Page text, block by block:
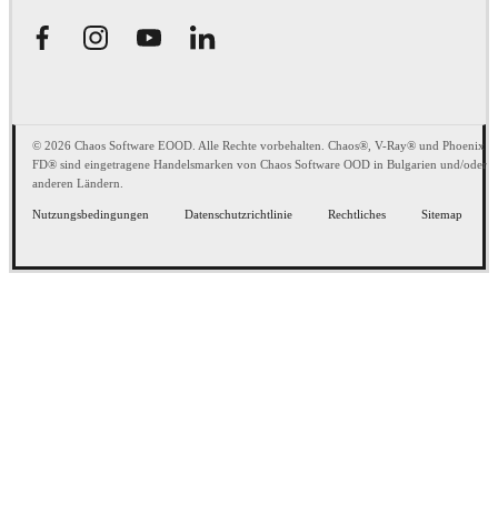
© 2026 Chaos Software EOOD. Alle Rechte vorbehalten. Chaos®, V-Ray® und Phoenix
FD® sind eingetragene Handelsmarken von Chaos Software OOD in Bulgarien und/oder
anderen Ländern.
Nutzungsbedingungen Datenschutzrichtlinie Rechtliches Sitemap